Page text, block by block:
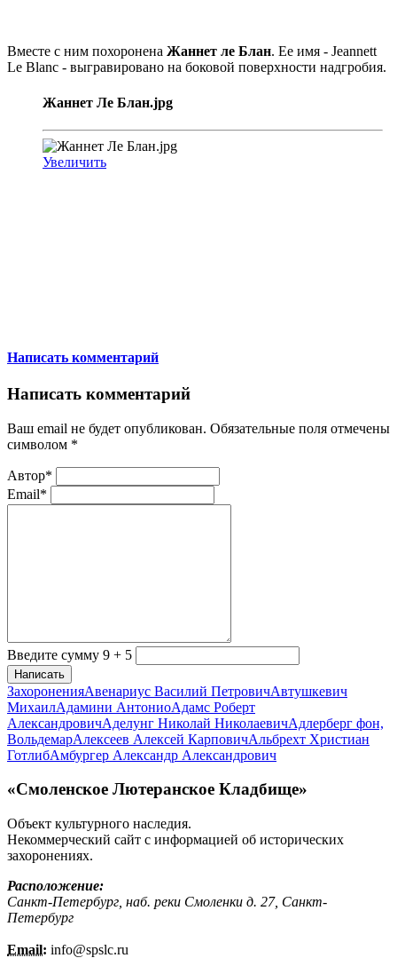
Вместе с ним похоронена Жаннет ле Блан. Ее имя - Jeannett
Le Blanc - выгравировано на боковой поверхности надгробия.
Жаннет Ле Блан.jpg
Увеличить
Написать комментарий
Написать комментарий
Ваш email не будет опубликован. Обязательные поля отмечены
символом *
Автор*
Email*
Введите сумму 9 + 5
Написать
ЗахороненияАвенариус Василий ПетровичАвтушкевич
МихаилАдамини АнтониоАдамс Роберт
АлександровичАделунг Николай НиколаевичАдлерберг фон,
ВольдемарАлексеев Алексей КарповичАльбрехт Христиан
ГотлибАмбургер Александр Александрович
«Смоленское Лютеранское Кладбище»
Объект культурного наследия.
Некоммерческий сайт с информацией об исторических
захоронениях.
Расположение:
Санкт-Петербург, наб. реки Смоленки д. 27, Санкт-
Петербург
Email: info@spslc.ru